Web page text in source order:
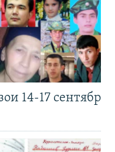
14-17 сентябр